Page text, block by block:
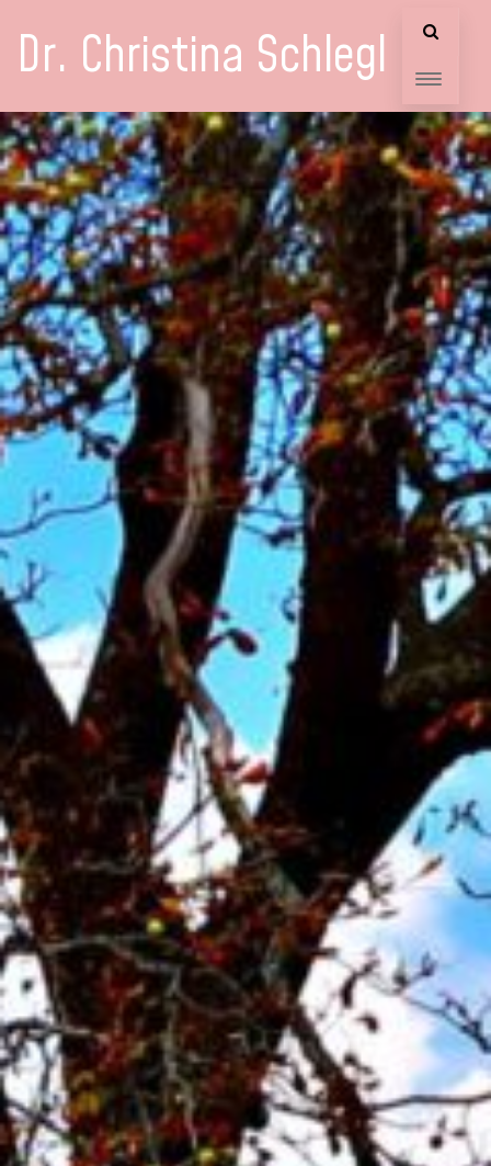
Dr. Christina Schlegl